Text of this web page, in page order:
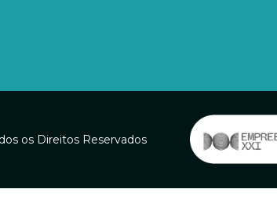
os Direitos Reservados